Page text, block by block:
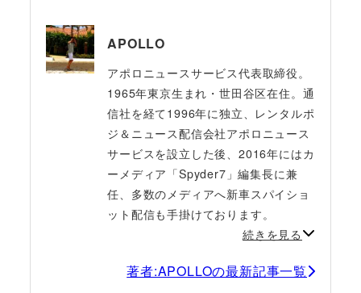
APOLLO
アポロニュースサービス代表取締役。
1965年東京生まれ・世田谷区在住。通
信社を経て1996年に独立、レンタルポ
ジ＆ニュース配信会社アポロニュース
サービスを設立した後、2016年にはカ
ーメディア「Spyder7」編集長に兼
任、多数のメディアへ新車スパイショ
ット配信も手掛けております。
続きを見る
著者:APOLLOの最新記事一覧